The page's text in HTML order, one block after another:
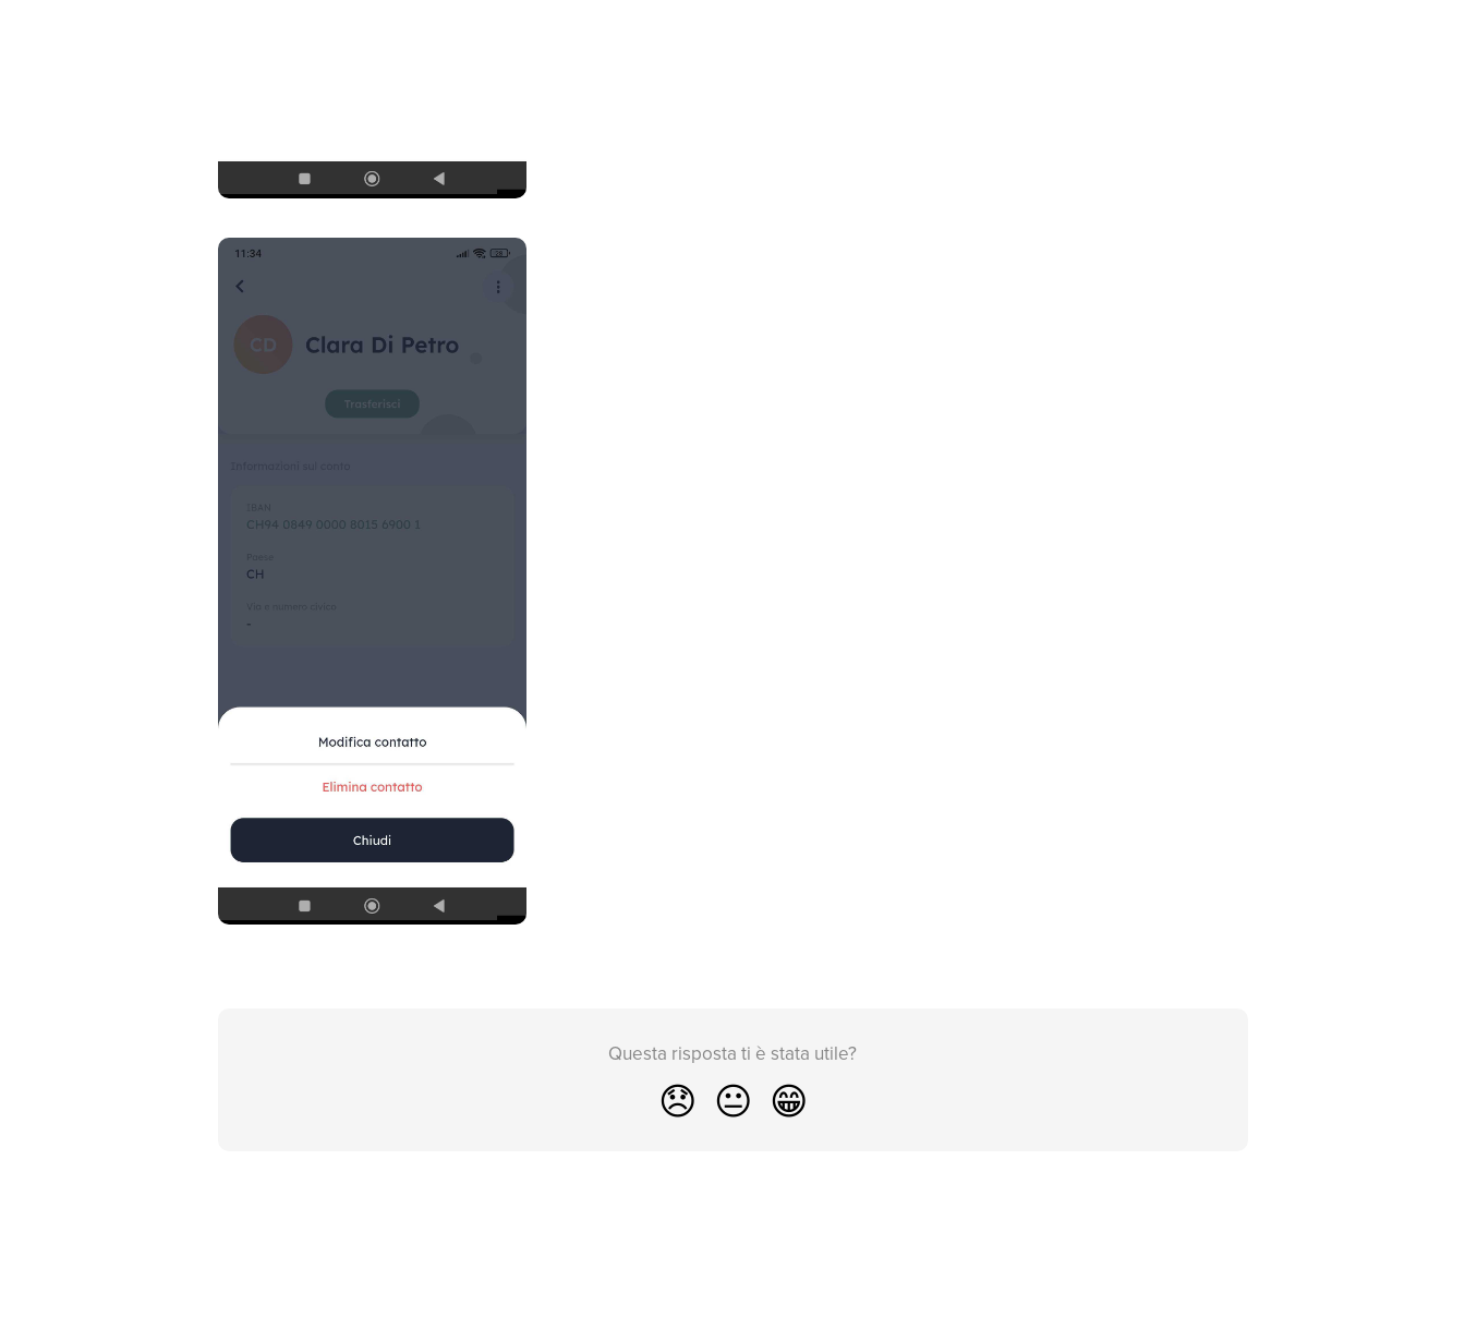
Questa risposta ti è stata utile?
😞 😐 😁